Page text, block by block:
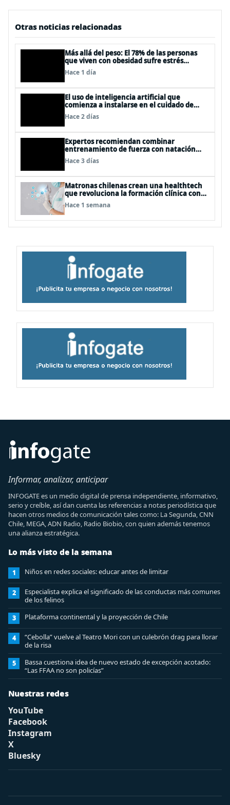
Otras noticias relacionadas
Más allá del peso: El 78% de las personas
que viven con obesidad sufre estrés
postraumático debido al estigma
Hace 1 día
El uso de inteligencia artificial que
comienza a instalarse en el cuidado de
personas mayores
Hace 2 días
Expertos recomiendan combinar
entrenamiento de fuerza con natación
para fortalecer la salud
Hace 3 días
Matronas chilenas crean una healthtech
que revoluciona la formación clínica con
simuladores inteligentes
Hace 1 semana
Informar, analizar, anticipar
INFOGATE es un medio digital de prensa independiente, informativo,
serio y creíble, así dan cuenta las referencias a notas periodística que
hacen otros medios de comunicación tales como: La Segunda, CNN
Chile, MEGA, ADN Radio, Radio Biobio, con quien además tenemos
una alianza estratégica.
Lo más visto de la semana
1 Niños en redes sociales: educar antes de limitar
2
Especialista explica el significado de las conductas más comunes
de los felinos
3 Plataforma continental y la proyección de Chile
4
“Cebolla” vuelve al Teatro Mori con un culebrón drag para llorar
de la risa
5
Bassa cuestiona idea de nuevo estado de excepción acotado:
“Las FFAA no son policías”
Nuestras redes
YouTube
Facebook
Instagram
X
Bluesky